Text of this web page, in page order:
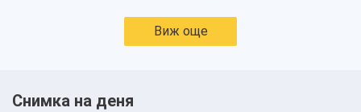
Виж още
Снимка на деня